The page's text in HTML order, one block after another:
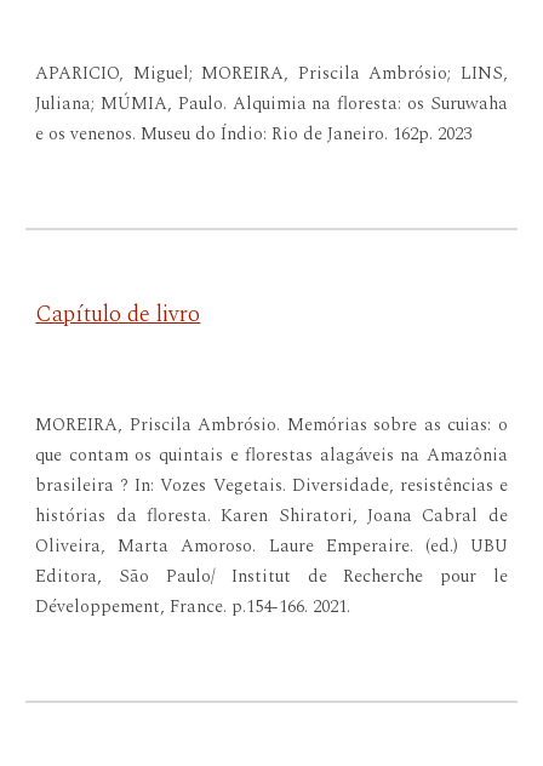
APARICIO, Miguel; MOREIRA, Priscila Ambrósio; LINS,
Juliana; MÚMIA, Paulo. Alquimia na floresta: os Suruwaha
e os venenos. Museu do Índio: Rio de Janeiro. 162p. 2023
Capítulo de livro
MOREIRA, Priscila Ambrósio. Memórias sobre as cuias: o
que contam os quintais e florestas alagáveis na Amazônia
brasileira ? In: Vozes Vegetais. Diversidade, resistências e
histórias da floresta. Karen Shiratori, Joana Cabral de
Oliveira, Marta Amoroso. Laure Emperaire. (ed.) UBU
Editora, São Paulo/ Institut de Recherche pour le
Développement, France. p.154-166. 2021.